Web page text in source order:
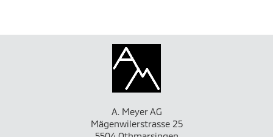
A. Meyer AG
Mägenwilerstrasse 25